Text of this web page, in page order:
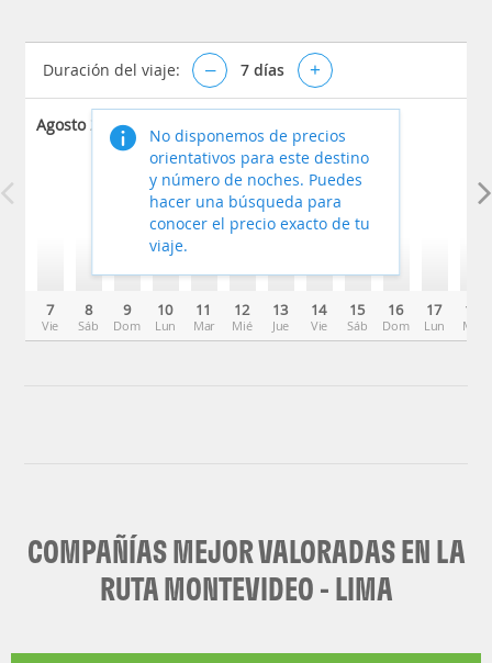
Duración del viaje: – 7 días +
Agosto 2026
7
Vie
8
Sáb
9
Dom
10
Lun
11
Mar
12
Mié
13
Jue
14
Vie
15
Sáb
16
Dom
17
Lun
18
Mar
No disponemos de precios
orientativos para este destino
y número de noches. Puedes
hacer una búsqueda para
conocer el precio exacto de tu
viaje.
COMPAÑÍAS MEJOR VALORADAS EN LA
RUTA MONTEVIDEO - LIMA